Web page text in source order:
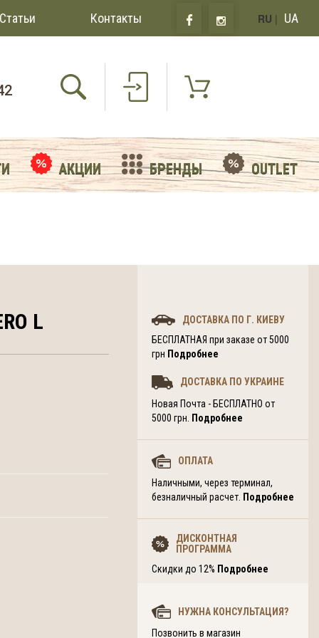
Статьи Контакты RU | UA
АКЦИИ БРЕНДЫ OUTLET
L
ДОСТАВКА ПО Г. КИЕВУ
БЕСПЛАТНАЯ при заказе от 5000
грн Подробнее
ДОСТАВКА ПО УКРАИНЕ
Новая Почта - БЕСПЛАТНО от
5000 грн.
Подробнее
ОПЛАТА
Наличными, через терминал,
безналичный расчет. Подробнее
ДИСКОНТНАЯ
ПРОГРАММА
Скидки до 12% Подробнее
НУЖНА КОНСУЛЬТАЦИЯ?
Позвонить в магазин